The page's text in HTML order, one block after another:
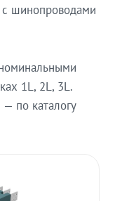
с шинопроводами
1L, 2L, 3L.
по каталогу